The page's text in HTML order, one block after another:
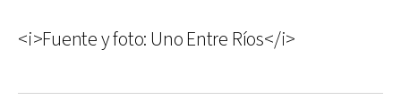
<i>Fuente y foto: Uno Entre Ríos</i>